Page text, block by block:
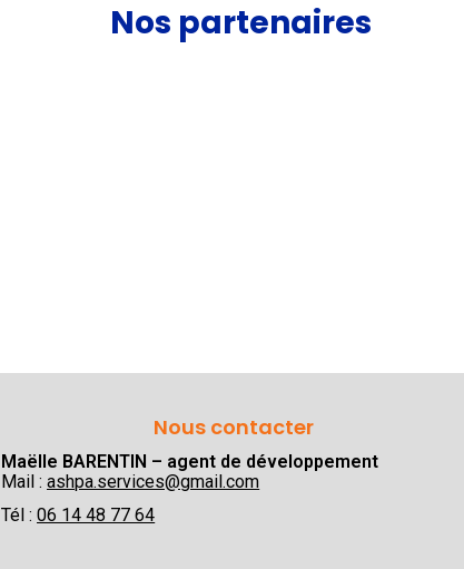
Nos partenaires
Nous contacter
Maëlle BARENTIN – agent de développement
Mail :ashpa.services@gmail.com
Tél :06 14 48 77 64